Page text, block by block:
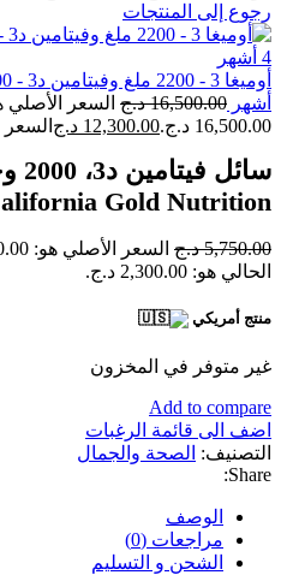
رجوع إلى المنتجات
أشهر 16,500.00 د.ج السعر الأصلي
16,500.00 د.ج.
12,300.00 د.ج السعر
Gold Nutrition
5,750.00 د.ج السعر الأصلي هو: 5,750.00 د.ج.
الحالي هو: 2,300.00 د.ج.
منتج أمريكي
غير متوفر في المخزون
Add to compare
اضف الى قائمة الرغبات
التصنيف: الصحة والجمال
Share:
الوصف
مراجعات (0)
الشحن و التسليم